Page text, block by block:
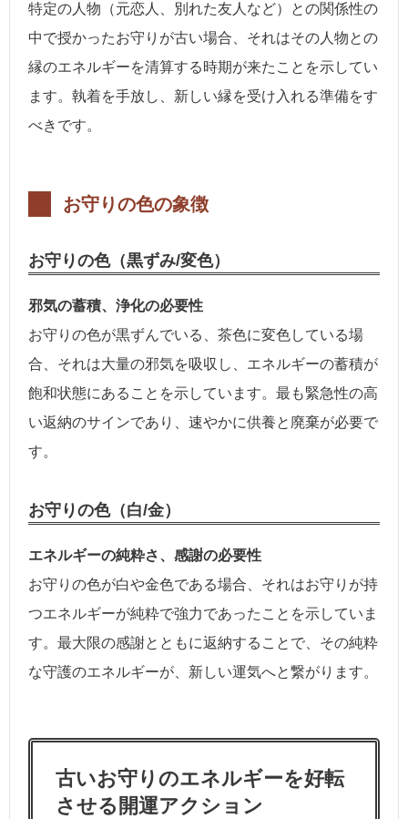
特定の人物（元恋人、別れた友人など）との関係性の
中で授かったお守りが古い場合、それはその人物との
縁のエネルギーを清算する時期が来たことを示してい
ます。執着を手放し、新しい縁を受け入れる準備をす
べきです。
お守りの色の象徴
お守りの色（黒ずみ/変色）
邪気の蓄積、浄化の必要性
お守りの色が黒ずんでいる、茶色に変色している場
合、それは大量の邪気を吸収し、エネルギーの蓄積が
飽和状態にあることを示しています。最も緊急性の高
い返納のサインであり、速やかに供養と廃棄が必要で
す。
お守りの色（白/金）
エネルギーの純粋さ、感謝の必要性
お守りの色が白や金色である場合、それはお守りが持
つエネルギーが純粋で強力であったことを示していま
す。最大限の感謝とともに返納することで、その純粋
な守護のエネルギーが、新しい運気へと繋がります。
古いお守りのエネルギーを好転
させる開運アクション